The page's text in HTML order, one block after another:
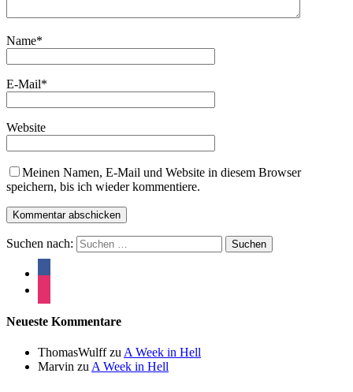
Name*
E-Mail*
Website
Meinen Namen, E-Mail und Website in diesem Browser
speichern, bis ich wieder kommentiere.
Suchen nach:
Neueste Kommentare
ThomasWulffzu A Week in Hell
Marvin zu A Week in Hell